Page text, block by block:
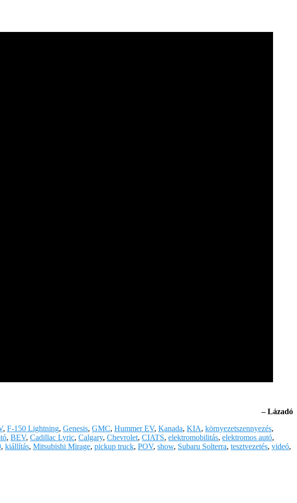
– Lázadó
, F-150 Lightning, Genesis, GMC, Hummer EV, Kanada, KIA, környezetszennyezés,
, BEV, Cadillac Lyric, Calgary, Chevrolet, CIATS, elektromobilitás, elektromos autó,
, kiállítás, Mitsubishi Mirage, pickup truck, POV, show, Subaru Solterra, tesztvezetés, videó,